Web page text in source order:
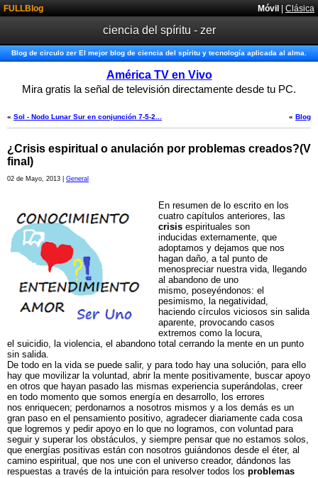
Móvil | Clásica
FULLBlog
ciencia del spíritu - zer
Blog de circulo zer El mejor blog de ciencia del spíritu y tecnología aplicada al alma.
América TV en Vivo
Mira gratis la señal de televisión directamente desde tu PC.
« Blog
« Sol - Nodo Lunar Sur en conjunción 7-5-2...
¿Crisis espiritual o anulación por problemas creados?(V
final)
02 de Mayo, 2013 | General
En resumen de lo escrito en los
cuatro capítulos anteriores, las
crisisespirituales son
inducidas externamente, que
adoptamos y dejamos que nos
hagan daño, a tal punto de
menospreciar nuestra vida, llegando
al abandono de uno
mismo, poseyéndonos: el
pesimismo, la negatividad,
haciendo círculos viciosos sin salida
aparente, provocando casos
extremos como la locura,
el suicidio, la violencia, el abandono total cerrando la mente en un punto
sin salida.
De todo en la vida se puede salir, y para todo hay una solución, para ello
hay que movilizar la voluntad, abrir la mente positivamente, buscar apoyo
en otros que hayan pasado las mismas experiencia superándolas, creer
en todo momento que somos energía en desarrollo, los errores
nos enriquecen; perdonarnos a nosotros mismos y a los demás es un
gran paso en el pensamiento positivo, agradecer diariamente cada cosa
que logremos y pedir apoyo en lo que no logramos, con voluntad para
seguir y superar los obstáculos, y siempre pensar que no estamos solos,
que energías positivas están con nosotros guiándonos desde el éter, al
camino espiritual, que nos une con el universo creador, dándonos las
respuestas a través de la intuición para resolver todos los problemas